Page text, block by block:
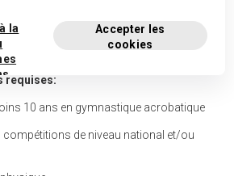
se retrouvent sur nos scènes :
duos masculins et les duos mixtes,
et les groupes féminins.
requises:
10 ans en gymnastique acrobatique
compétitions de niveau national et/ou
la
Accepter les
cookies